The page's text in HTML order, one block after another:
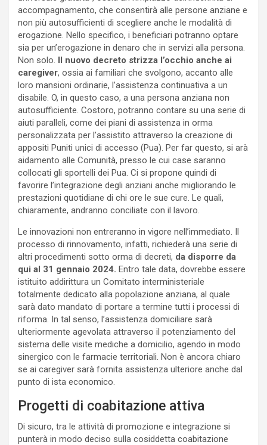
accompagnamento, che consentirà alle persone anziane e
non più autosufficienti di scegliere anche le modalità di
erogazione. Nello specifico, i beneficiari potranno optare
sia per un’erogazione in denaro che in servizi alla persona.
Non solo. Il nuovo decreto strizza l’occhio anche ai
caregiver, ossia ai familiari che svolgono, accanto alle
loro mansioni ordinarie, l’assistenza continuativa a un
disabile. O, in questo caso, a una persona anziana non
autosufficiente. Costoro, potranno contare su una serie di
aiuti paralleli, come dei piani di assistenza in orma
personalizzata per l’assistito attraverso la creazione di
appositi Puniti unici di accesso (Pua). Per far questo, si arà
aidamento alle Comunità, presso le cui case saranno
collocati gli sportelli dei Pua. Ci si propone quindi di
favorire l’integrazione degli anziani anche migliorando le
prestazioni quotidiane di chi ore le sue cure. Le quali,
chiaramente, andranno conciliate con il lavoro.
Le innovazioni non entreranno in vigore nell’immediato. Il
processo di rinnovamento, infatti, richiederà una serie di
altri procedimenti sotto orma di decreti, da disporre da
qui al 31 gennaio 2024. Entro tale data, dovrebbe essere
istituito addirittura un Comitato interministeriale
totalmente dedicato alla popolazione anziana, al quale
sarà dato mandato di portare a termine tutti i processi di
riforma. In tal senso, l’assistenza domiciliare sarà
ulteriormente agevolata attraverso il potenziamento del
sistema delle visite mediche a domicilio, agendo in modo
sinergico con le farmacie territoriali. Non è ancora chiaro
se ai caregiver sarà fornita assistenza ulteriore anche dal
punto di ista economico.
Progetti di coabitazione attiva
Di sicuro, tra le attività di promozione e integrazione si
punterà in modo deciso sulla cosiddetta coabitazione